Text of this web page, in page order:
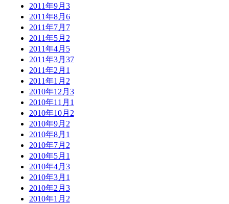
2011年9月 3
2011年8月 6
2011年7月 7
2011年5月 2
2011年4月 5
2011年3月 37
2011年2月 1
2011年1月 2
2010年12月 3
2010年11月 1
2010年10月 2
2010年9月 2
2010年8月 1
2010年7月 2
2010年5月 1
2010年4月 3
2010年3月 1
2010年2月 3
2010年1月 2